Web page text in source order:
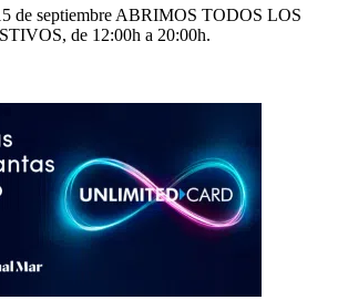
de septiembre ABRIMOS TODOS LOS
de 12:00h a 20:00h.